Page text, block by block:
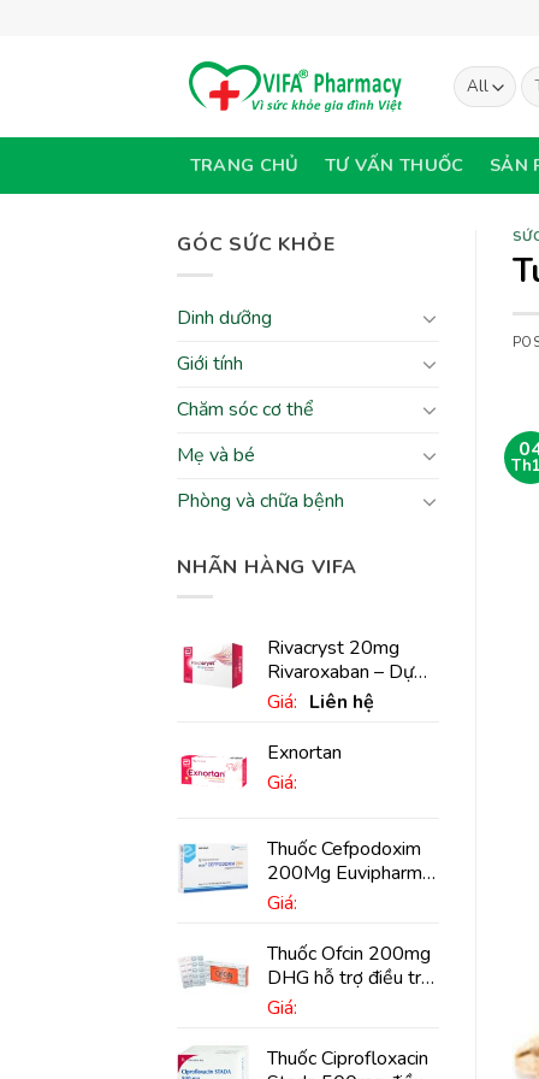
TRANG CHỦ TƯ VẤN THUỐC SẢN
GÓC SỨC KHỎE
Dinh dưỡng
Giới tính
Chăm sóc cơ thể
Mẹ và bé
Phòng và chữa bệnh
NHÃN HÀNG VIFA
Rivacryst 20mg
Rivaroxaban – Dự
phòng đột quỵ,
huyết khối tĩnh mạch
Giá: Liên hệ
Exnortan
Giá:
Thuốc Cefpodoxim
200Mg Euvipharm
điều trị nhiễm khuẩn
Giá:
Thuốc Ofcin 200mg
DHG hỗ trợ điều trị
viêm phế quản nặng
Giá:
Thuốc Ciprofloxacin